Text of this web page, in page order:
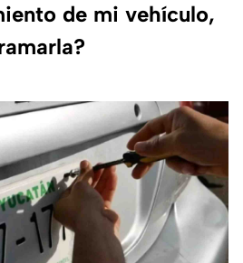
de mi vehículo,